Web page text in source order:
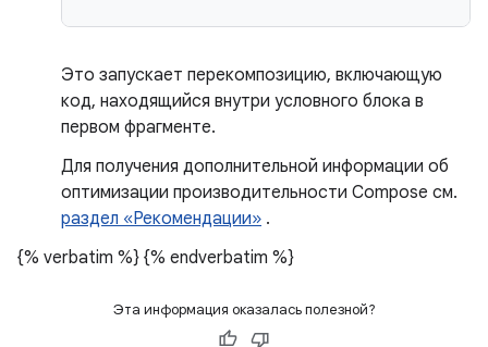
Это запускает перекомпозицию, включающую
код, находящийся внутри условного блока в
первом фрагменте.
Для получения дополнительной информации об
оптимизации производительности Compose см.
раздел «Рекомендации» .
{% verbatim %} {% endverbatim %}
Эта информация оказалась полезной?